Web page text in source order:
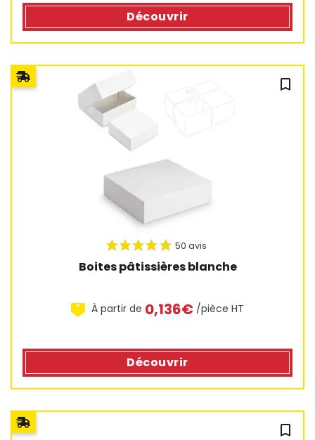
Découvrir
bookmark_outline
Boites pâtissières blanche
À partir de 0,136€ /pièce HT
Découvrir
bookmark_outline